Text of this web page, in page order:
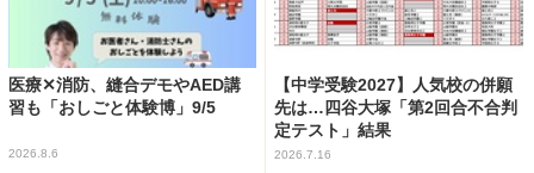
医療✕消防、縫合デモやAED講
習も「おしごと体験博」9/5
2026.8.6
【中学受験2027】人気校の併願
先は…四谷大塚「第2回合不合判
定テスト」結果
2026.7.16